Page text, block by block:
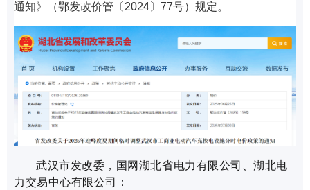
通知》（鄂发改价管〔2024〕77号）规定。
武汉市发改委，国网湖北省电力有限公司、湖北电
力交易中心有限公司：